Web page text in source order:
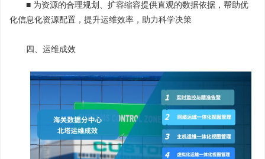
■ 为资源的合理规划、扩容缩容提供直观的数据依据，帮助优
化信息化资源配置，提升运维效率，助力科学决策
四、运维成效